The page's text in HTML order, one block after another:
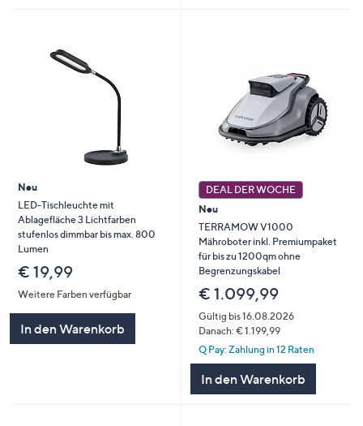
Neu
LED-Tischleuchte mit
Ablagefläche 3 Lichtfarben
stufenlos dimmbar bis max. 800
Lumen
€ 19,99
Weitere Farben verfügbar
In den Warenkorb
DEAL DER WOCHE
Neu
TERRAMOW V1000
Mähroboter inkl. Premiumpaket
für bis zu 1200qm ohne
Begrenzungskabel
€ 1.099,99
Gültig bis 16.08.2026
Danach: € 1.199,99
Q Pay: Zahlung in 12 Raten
In den Warenkorb